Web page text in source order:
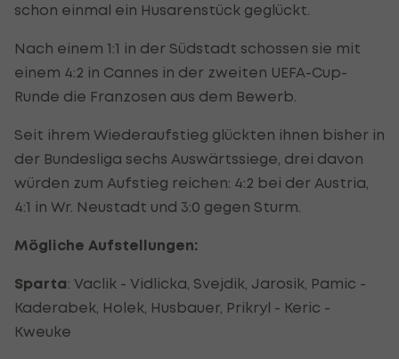
schon einmal ein Husarenstück geglückt.
Nach einem 1:1 in der Südstadt schossen sie mit
einem 4:2 in Cannes in der zweiten UEFA-Cup-
Runde die Franzosen aus dem Bewerb.
Seit ihrem Wiederaufstieg glückten ihnen bisher in
der Bundesliga sechs Auswärtssiege, drei davon
würden zum Aufstieg reichen: 4:2 bei der Austria,
4:1 in Wr. Neustadt und 3:0 gegen Sturm.
Mögliche Aufstellungen:
Sparta: Vaclik - Vidlicka, Svejdik, Jarosik, Pamic -
Kaderabek, Holek, Husbauer, Prikryl - Keric -
Kweuke